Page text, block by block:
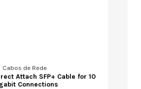
Cabos de Rede
Attach SFP+ Cable for 10
Connections